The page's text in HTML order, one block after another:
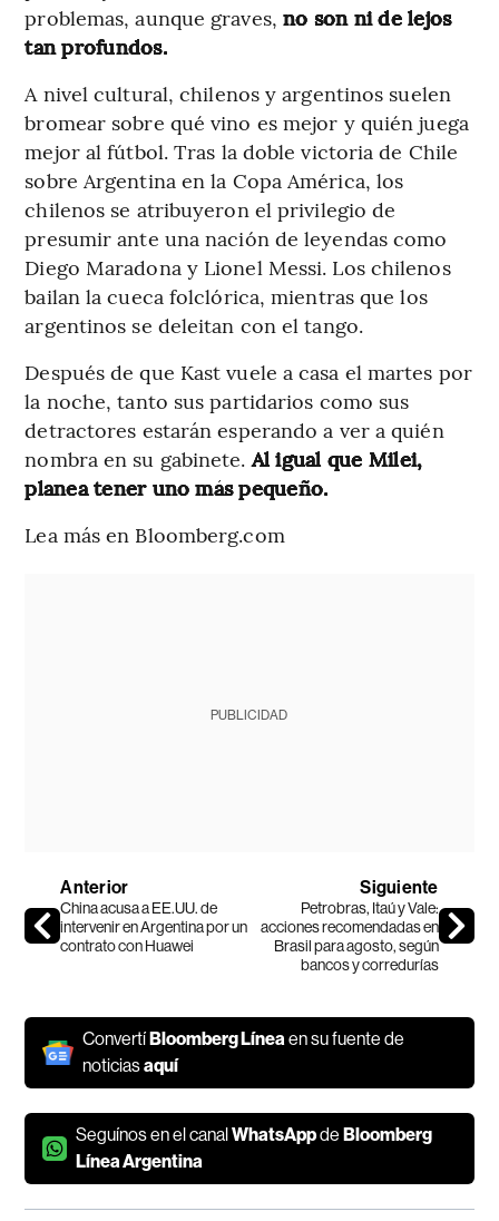
problemas, aunque graves, no son ni de lejos
tan profundos.
A nivel cultural, chilenos y argentinos suelen
bromear sobre qué vino es mejor y quién juega
mejor al fútbol. Tras la doble victoria de Chile
sobre Argentina en la Copa América, los
chilenos se atribuyeron el privilegio de
presumir ante una nación de leyendas como
Diego Maradona y Lionel Messi. Los chilenos
bailan la cueca folclórica, mientras que los
argentinos se deleitan con el tango.
Después de que Kast vuele a casa el martes por
la noche, tanto sus partidarios como sus
detractores estarán esperando a ver a quién
nombra en su gabinete.Al igual que Milei,
planea tener uno más pequeño.
Lea más en Bloomberg.com
PUBLICIDAD
Anterior
China acusa a EE.UU. de
intervenir en Argentina por un
contrato con Huawei
Siguiente
Petrobras, Itaú y Vale:
acciones recomendadas en
Brasil para agosto, según
bancos y corredurías
ConvertíBloomberg Líneaen su fuente de
noticiasaquí
Seguínos en el canalWhatsAppdeBloomberg
Línea Argentina